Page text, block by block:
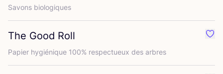
Savons bio­lo­giques
The Good Roll
Papier hygié­nique 100% res­pec­tueux des arbres